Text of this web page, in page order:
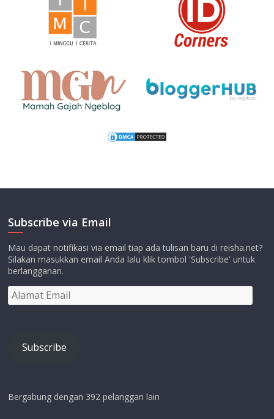
Subscribe via Email
Mau dapat notifikasi via email tiap ada tulisan baru di reisha.net?
Silakan masukkan email Anda lalu klik tombol 'Subscribe' untuk
berlangganan.
Alamat
Email
Subscribe
Bergabung dengan 392 pelanggan lain